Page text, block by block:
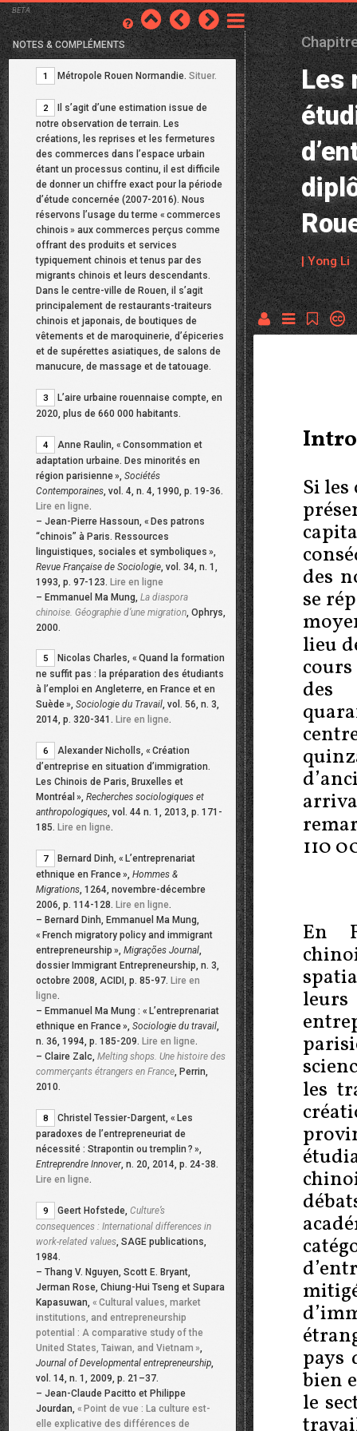
BETA
Les
| Yong Li
Si
des
se
lieu
des
110
En
les
pays
bien
le
NOTES & COMPLÉMENTS
1 Métropole Rouen Normandie.Situer.
2
Il s’agit d’une estimation issue de
notre observation de terrain. Les
créations, les reprises et les fermetures
des commerces dans l’espace urbain
étant un processus continu, il est difficile
de donner un chiffre exact pour la période
d’étude concernée (2007-2016). Nous
réservons l’usage du terme « commerces
chinois » aux commerces perçus comme
offrant des produits et services
typiquement chinois et tenus par des
migrants chinois et leurs descendants.
Dans le centre-ville de Rouen, il s’agit
principalement de restaurants-traiteurs
chinois et japonais, de boutiques de
vêtements et de maroquinerie, d’épiceries
et de supérettes asiatiques, de salons de
manucure, de massage et de tatouage.
3
L’aire urbaine rouennaise compte, en
2020, plus de 660 000 habitants.
4 Anne Raulin, « Consommation et
adaptation urbaine. Des minorités en
région parisienne»,Sociétés
Contemporaines , vol. 4, n. 4, 1990, p. 19-36.
Lire en ligne.
– Jean-Pierre Hassoun, « Des patrons
“chinois” à Paris. Ressources
linguistiques, sociales et symboliques »,
Revue Française de Sociologie , vol. 34, n. 1,
1993, p. 97-123.Lire en ligne
– Emmanuel Ma Mung,La diaspora
chinoise. Géographie d’une migration , Ophrys,
2000.
5 Nicolas Charles, « Quand la formation
ne suffit pas : la préparation des étudiants
à l’emploi en Angleterre, en France et en
Suède»,Sociologie du Travail, vol. 56, n. 3,
2014, p. 320-341. Lire en ligne.
6 Alexander Nicholls, « Création
d’entreprise en situation d’immigration.
Les Chinois de Paris, Bruxelles et
Montréal »,Recherches sociologiques et
anthropologiques, vol. 44 n. 1, 2013, p. 171-
185. Lire en ligne.
7 Bernard Dinh, « L’entreprenariat
ethnique en France»,Hommes &
Migrations, 1264, novembre-décembre
2006, p. 114-128. Lire en ligne.
– Bernard Dinh, Emmanuel Ma Mung,
« French migratory policy and immigrant
entrepreneurship »,Migrações Journal,
dossier Immigrant Entrepreneurship, n. 3,
octobre 2008, ACIDI, p. 85-97. Lire en
ligne.
– Emmanuel Ma Mung : « L’entreprenariat
ethnique en France»,Sociologie du travail,
n. 36, 1994, p. 185-209. Lire en ligne.
– Claire Zalc,Melting shops. Une histoire des
commerçants étrangers en France, Perrin,
2010.
8 Christel Tessier-Dargent, « Les
paradoxes de l’entrepreneuriat de
nécessité : Strapontin ou tremplin ? »,
Entreprendre Innover, n. 20, 2014, p. 24-38.
Lire en ligne.
9 Geert Hofstede,Culture’s
consequences : International differences in
work-related values , SAGE publications,
1984.
– Thang V. Nguyen, Scott E. Bryant,
Jerman Rose, Chiung-Hui Tseng et Supara
Kapasuwan,« Cultural values, market
institutions, and entrepreneurship
potential : A comparative study of the
United States, Taiwan, and Vietnam »
Journal of Developmental entrepreneurship
vol. 14, n. 1, 2009, p. 21–37.
– Jean-Claude Pacitto et Philippe
Jourdan,« Point de vue : La culture est-
elle explicative des différences de